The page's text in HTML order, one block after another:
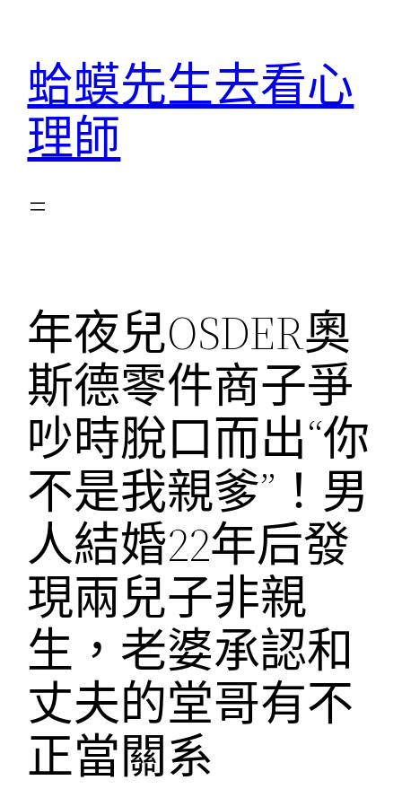
蛤蟆先生去看心
理師
年夜兒OSDER奧
斯德零件商子爭
吵時脫口而出“你
不是我親爹”！男
人結婚22年后發
現兩兒子非親
生，老婆承認和
丈夫的堂哥有不
正當關系